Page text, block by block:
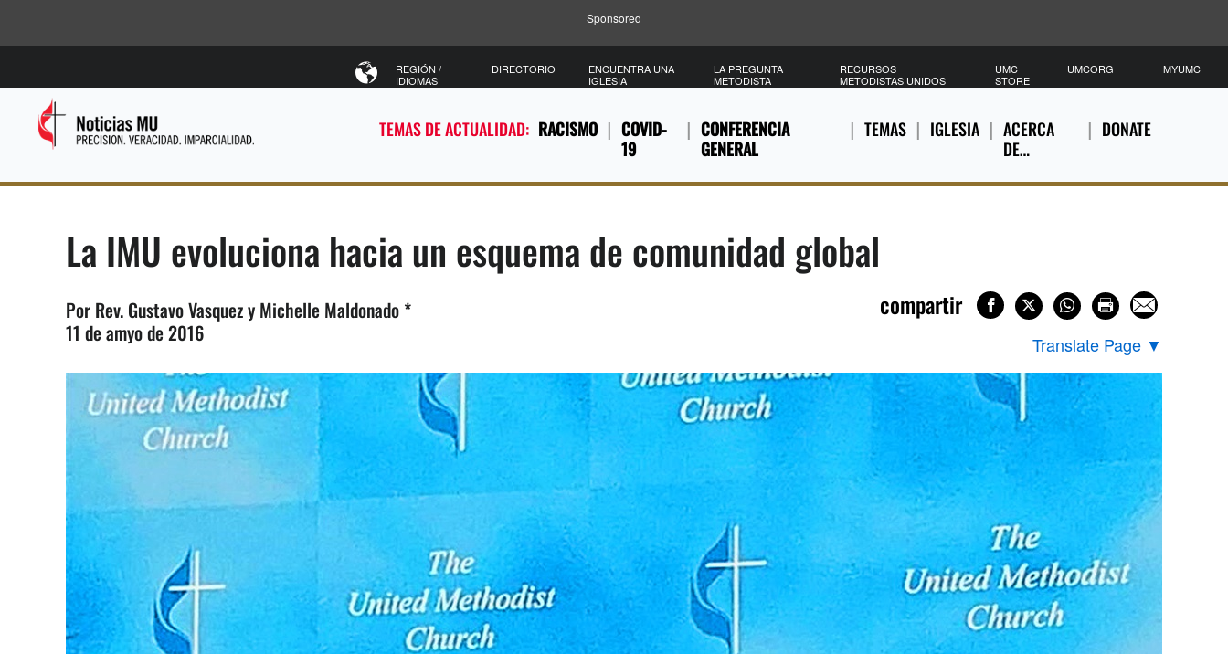
Sponsored
TEMAS DE ACTUALIDAD: RACISMO
COVID-
19
CONFERENCIA
GENERAL
TEMAS IGLESIA
ACERCA
DE…
DONATE
REGIÓN /
IDIOMAS
DIRECTORIO
ENCUENTRA UNA
IGLESIA
LA PREGUNTA
METODISTA
RECURSOS
METODISTAS UNIDOS
UMC
STORE
UMCORG MYUMC
La IMU evoluciona hacia un esquema de comunidad global
Por Rev. Gustavo Vasquez y Michelle Maldonado *
11 de amyo de 2016
compartir
Translate Page ▼